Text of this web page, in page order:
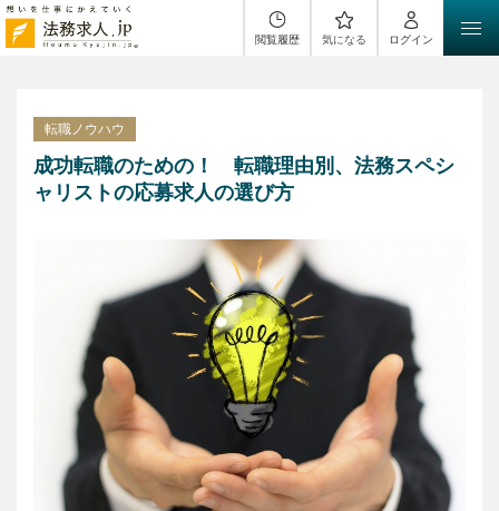
閲覧履歴 気になる ログイン
転職ノウハウ
成功転職のための！ 転職理由別、法務スペシ
ャリストの応募求人の選び方